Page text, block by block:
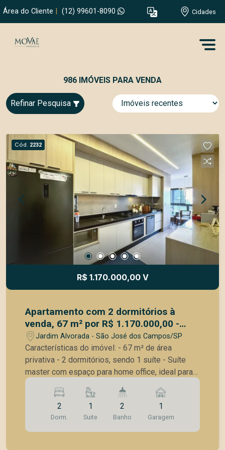
Área do Cliente (12) 99601-8090 Cidades
986 IMÓVEIS PARA VENDA
Refinar Pesquisa
Cód. 2232
R$ 1.170.000,00 V
Apartamento com 2 dormitórios à
venda, 67 m² por R$ 1.170.000,00 -
Jardim Aquarius - São José dos
Campos/SP
Jardim Alvorada - São José dos Campos/SP
Características do imóvel: - 67 m² de área
privativa - 2 dormitórios, sendo 1 suíte - Suíte
master com espaço para home office, ideal para
quem trabalha ou estuda em casa - Banheiro
social com box Blindex e armário planejado - Sala
de estar e jantar integradas - Varanda gourmet
integrada - Móveis planejados, que oferecem
praticidade, organização e excelente
2
Dorm.
1
Suite
2
Banho
1
Garagem